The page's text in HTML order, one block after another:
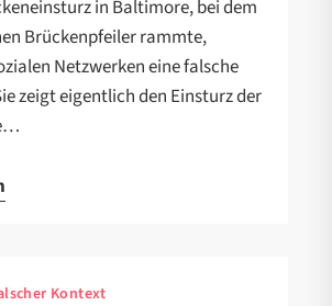
in Baltimore, bei dem
Brückenpfeiler rammte,
Netzwerken eine falsche
zeigt eigentlich den Einsturz der
Kontext